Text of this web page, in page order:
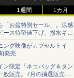
1週間 1カ月
「お盆特別セール」。涼感
ース待望値下げ、撥水ギア
ング映像がカプセルトイ
発売
ン限定「ネコバッグ＆タン
般販売。7月の抽選販売の